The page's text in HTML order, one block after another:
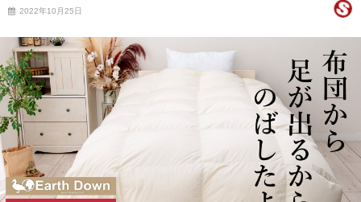
2022年10月25日